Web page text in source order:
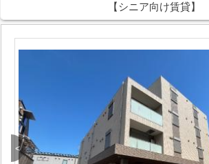
【シニア向け賃貸】
<